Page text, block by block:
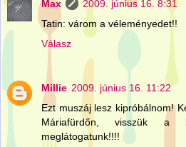
Max
2009. június 16. 8:31
Tatin: várom a véleményedet!!
Válasz
Millie 2009. június 16. 11:22
Ezt muszáj lesz kipróbálnom!
Máriafürdőn, visszük
meglátogatunk!!!!